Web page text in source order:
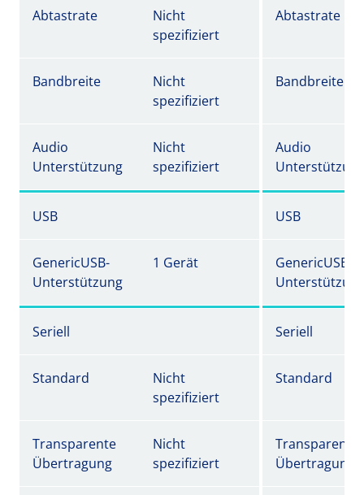
Abtastrate
Nicht
spezifiziert
Abtastrate
Bandbreite
Nicht
spezifiziert
Bandbreite
Audio
Unterstützung
Nicht
spezifiziert
Audio
USB USB
GenericUSB-
Unterstützung
1 Gerät
GenericUSB-
Seriell Seriell
Standard
Nicht
spezifiziert
Standard
Transparente
Übertragung
Nicht
spezifiziert
Transparente
Übertragung